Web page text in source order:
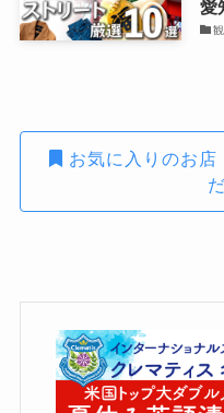
愛
お気に入りのお店